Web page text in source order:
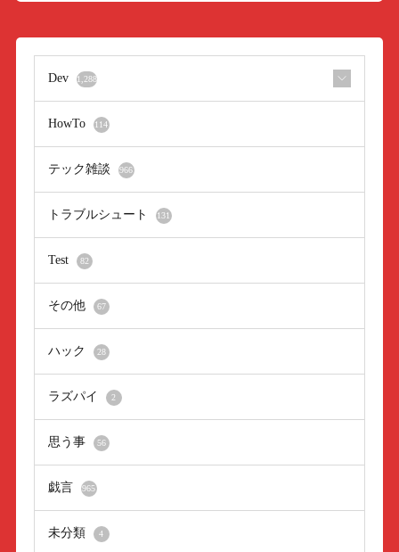
Dev 1,288
HowTo 114
テック雑談 966
トラブルシュート 131
Test 82
その他 67
ハック 28
ラズパイ 2
思う事 56
戯言 965
未分類 4